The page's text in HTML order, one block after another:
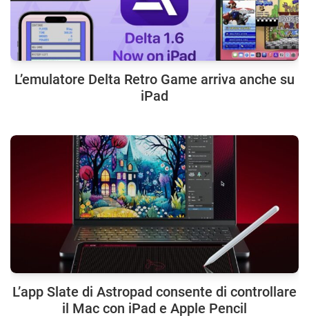
L’emulatore Delta Retro Game arriva anche su
iPad
L’app Slate di Astropad consente di controllare
il Mac con iPad e Apple Pencil